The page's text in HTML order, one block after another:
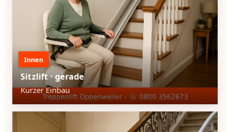
Innen
Sitzlift · gerade
Kurzer Einbau